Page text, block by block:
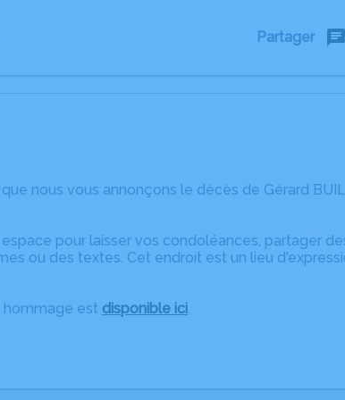
Partager
nous vous annonçons le décès de Gérard
pour laisser vos condoléances, partager
ou des textes. Cet endroit est un lieu
hommage est disponible ici.